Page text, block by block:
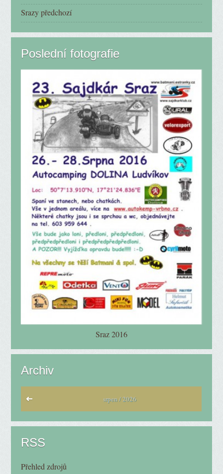
Srazy předchozí
Poslední fotografie
Sraz 2016
Archiv
srpen / 2026
RSS
Přehled zdrojů